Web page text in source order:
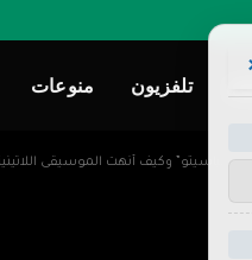
تلفزيون منوعات
وكيف أنهت الموسيقى